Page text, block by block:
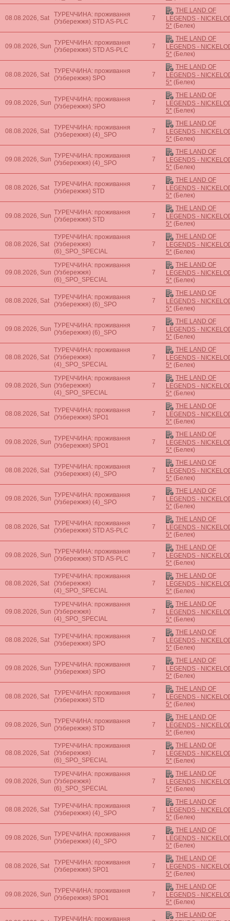
08.08.2026, Sat
ТУРЕЧЧИНА: проживання
(Узбережжя) STD AS-PLC 7
THE LAND OF
LEGENDS -
5* (Белек)
09.08.2026, Sun ТУРЕЧЧИНА: проживання
(Узбережжя) STD AS-PLC 7
THE LAND OF
LEGENDS -
5* (Белек)
08.08.2026, Sat
ТУРЕЧЧИНА: проживання
(Узбережжя) SPO 7
THE LAND OF
LEGENDS -
5* (Белек)
09.08.2026, Sun ТУРЕЧЧИНА: проживання
(Узбережжя) SPO 7
THE LAND OF
LEGENDS -
5* (Белек)
08.08.2026, Sat
ТУРЕЧЧИНА: проживання
(Узбережжя) (4)_SPO 7
THE LAND OF
LEGENDS -
5* (Белек)
09.08.2026, Sun ТУРЕЧЧИНА: проживання
(Узбережжя) (4)_SPO 7
THE LAND OF
LEGENDS -
5* (Белек)
08.08.2026, Sat
ТУРЕЧЧИНА: проживання
(Узбережжя) STD 7
THE LAND OF
LEGENDS -
5* (Белек)
09.08.2026, Sun ТУРЕЧЧИНА: проживання
(Узбережжя) STD 7
THE LAND OF
LEGENDS -
5* (Белек)
08.08.2026, Sat
ТУРЕЧЧИНА: проживання
(Узбережжя)
(6)_SPO_SPECIAL
7
THE LAND OF
LEGENDS -
5* (Белек)
09.08.2026, Sun
ТУРЕЧЧИНА: проживання
(Узбережжя)
(6)_SPO_SPECIAL
7
THE LAND OF
LEGENDS -
5* (Белек)
08.08.2026, Sat
ТУРЕЧЧИНА: проживання
(Узбережжя) (6)_SPO 7
THE LAND OF
LEGENDS -
5* (Белек)
09.08.2026, Sun ТУРЕЧЧИНА: проживання
(Узбережжя) (6)_SPO 7
THE LAND OF
LEGENDS -
5* (Белек)
08.08.2026, Sat
ТУРЕЧЧИНА: проживання
(Узбережжя)
(4)_SPO_SPECIAL
7
THE LAND OF
LEGENDS -
5* (Белек)
09.08.2026, Sun
ТУРЕЧЧИНА: проживання
(Узбережжя)
(4)_SPO_SPECIAL
7
THE LAND OF
LEGENDS -
5* (Белек)
08.08.2026, Sat
ТУРЕЧЧИНА: проживання
(Узбережжя) SPO1 7
THE LAND OF
LEGENDS -
5* (Белек)
09.08.2026, Sun ТУРЕЧЧИНА: проживання
(Узбережжя) SPO1 7
THE LAND OF
LEGENDS -
5* (Белек)
08.08.2026, Sat
ТУРЕЧЧИНА: проживання
(Узбережжя) (4)_SPO 7
THE LAND OF
LEGENDS -
5* (Белек)
09.08.2026, Sun ТУРЕЧЧИНА: проживання
(Узбережжя) (4)_SPO 7
THE LAND OF
LEGENDS -
5* (Белек)
08.08.2026, Sat
ТУРЕЧЧИНА: проживання
(Узбережжя) STD AS-PLC 7
THE LAND OF
LEGENDS -
5* (Белек)
09.08.2026, Sun ТУРЕЧЧИНА: проживання
(Узбережжя) STD AS-PLC 7
THE LAND OF
LEGENDS -
5* (Белек)
08.08.2026, Sat
ТУРЕЧЧИНА: проживання
(Узбережжя)
(4)_SPO_SPECIAL
7
THE LAND OF
LEGENDS -
5* (Белек)
09.08.2026, Sun
ТУРЕЧЧИНА: проживання
(Узбережжя)
(4)_SPO_SPECIAL
7
THE LAND OF
LEGENDS -
5* (Белек)
08.08.2026, Sat
ТУРЕЧЧИНА: проживання
(Узбережжя) SPO 7
THE LAND OF
LEGENDS -
5* (Белек)
09.08.2026, Sun ТУРЕЧЧИНА: проживання
(Узбережжя) SPO 7
THE LAND OF
LEGENDS -
5* (Белек)
08.08.2026, Sat
ТУРЕЧЧИНА: проживання
(Узбережжя) STD 7
THE LAND OF
LEGENDS -
5* (Белек)
09.08.2026, Sun ТУРЕЧЧИНА: проживання
(Узбережжя) STD 7
THE LAND OF
LEGENDS -
5* (Белек)
08.08.2026, Sat
ТУРЕЧЧИНА: проживання
(Узбережжя)
(6)_SPO_SPECIAL
7
THE LAND OF
LEGENDS -
5* (Белек)
09.08.2026, Sun
ТУРЕЧЧИНА: проживання
(Узбережжя)
(6)_SPO_SPECIAL
7
THE LAND OF
LEGENDS -
5* (Белек)
08.08.2026, Sat
ТУРЕЧЧИНА: проживання
(Узбережжя) (4)_SPO 7
THE LAND OF
LEGENDS -
5* (Белек)
09.08.2026, Sun ТУРЕЧЧИНА: проживання
(Узбережжя) (4)_SPO 7
THE LAND OF
LEGENDS -
5* (Белек)
08.08.2026, Sat
ТУРЕЧЧИНА: проживання
(Узбережжя) SPO1 7
THE LAND OF
LEGENDS -
5* (Белек)
09.08.2026, Sun ТУРЕЧЧИНА: проживання
(Узбережжя) SPO1 7
THE LAND OF
LEGENDS -
5* (Белек)
ТУРЕЧЧИНА: проживання
THE LAND OF